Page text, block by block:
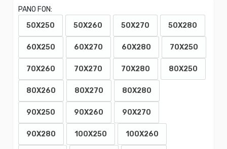
PANO FON:
50X250
50X260 50X270 50X280
60X250 60X270 60X280 70X250
70X260 70X270 70X280 80X250
80X260 80X270 80X280
90X250 90X260 90X270
90X280 100X250 100X260